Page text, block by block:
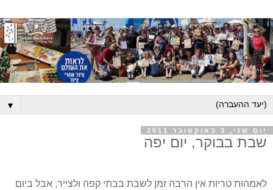
▼
יום שני, 3 באוקטובר 2011
שבת בבוקר, יום יפה
לאמהות טריות אין הרבה זמן לשבת בבתי קפה ולצייר, אבל ביום